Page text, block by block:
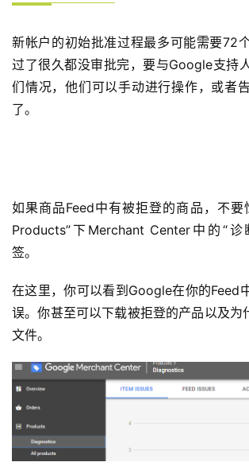
新帐户的初始批准过程最多可能需要72
过了很久都没审批完，要与Google支持
们情况，他们可以手动进行操作，或者
了。
如果商品Feed中有被拒登的商品，不要
Products”下Merchant Center中的“诊
签。
在这里，你可以看到Google在你的Feed
误。你甚至可以下载被拒登的产品以及为
文件。